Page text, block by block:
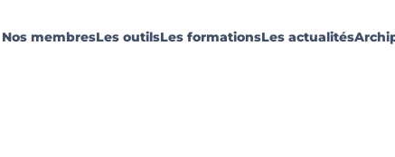
Nos membresLes outilsLes formationsLes actualités